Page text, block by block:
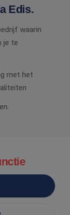
Edis.
waarin
je te
met het